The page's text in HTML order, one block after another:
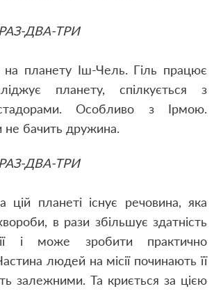
ДВА-ТРИ
на планету Іш-Чель. Гіль працює
планету, спілкується з
Особливо з Ірмою.
бачить дружина.
ДВА-ТРИ
цій планеті існує речовина, яка
в рази збільшує здатність
і може зробити практично
людей на місії починають її
залежними. Та криється за цією